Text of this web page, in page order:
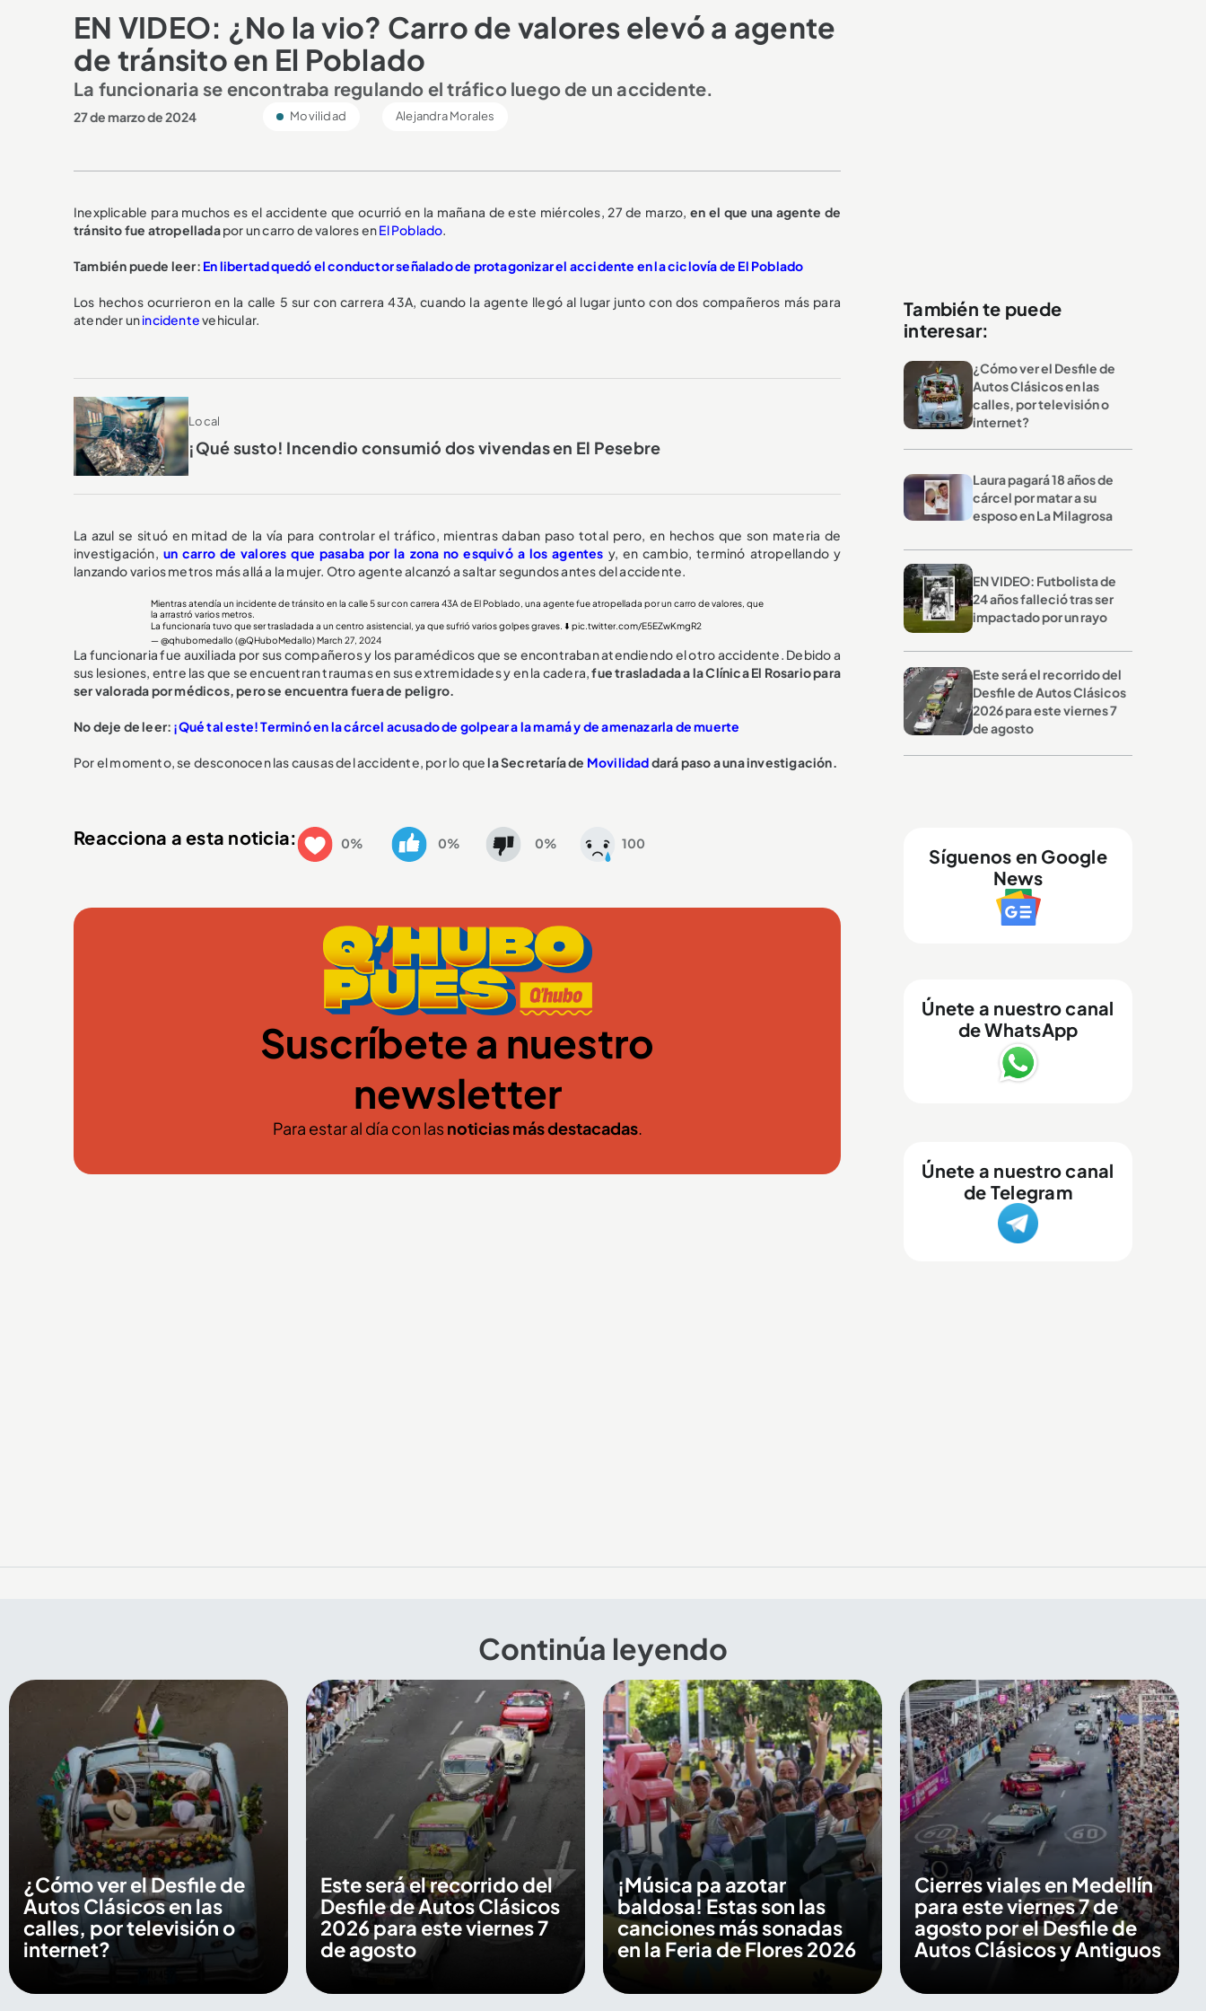
EN VIDEO: ¿No la vio? Carro de valores elevó a agente
de tránsito en El Poblado
La funcionaria se encontraba regulando el tráfico luego de un accidente.
27 de marzo de 2024 Movilidad Alejandra Morales
Inexplicable para muchos es el accidente que ocurrió en la mañana de este miércoles, 27 de marzo, en el que una agente de
tránsito fue atropelladapor un carro de valores enEl Poblado.
También puede leer: En libertad quedó el conductor señalado de protagonizar el accidente en la ciclovía de El Poblado
Los hechos ocurrieron en la calle 5 sur con carrera 43A, cuando la agente llegó al lugar junto con dos compañeros más para
atender unincidentevehicular.
Local
¡Qué susto! Incendio consumió dos vivendas en El Pesebre
La azul se situó en mitad de la vía para controlar el tráfico, mientras daban paso total pero, en hechos que son materia de
investigación, un carro de valores que pasaba por la zona no esquivó a los agentes y, en cambio, terminó atropellando y
lanzando varios metros más allá a la mujer. Otro agente alcanzó a saltar segundos antes del accidente.
Mientras atendía un incidente de tránsito en la calle 5 sur con carrera 43A de El Poblado, una agente fue atropellada por un carro de valores, que
la arrastró varios metros.
La funcionaría tuvo que ser trasladada a un centro asistencial, ya que sufrió varios golpes graves. ⬇️ pic.twitter.com/E5EZwKmgR2
— @qhubomedallo (@QHuboMedallo) March 27, 2024
La funcionaria fue auxiliada por sus compañeros y los paramédicos que se encontraban atendiendo el otro accidente. Debido a
sus lesiones, entre las que se encuentran traumas en sus extremidades y en la cadera,fue trasladada a la Clínica El Rosario para
ser valorada por médicos, pero se encuentra fuera de peligro.
No deje de leer: ¡Qué tal este! Terminó en la cárcel acusado de golpear a la mamá y de amenazarla de muerte
Por el momento, se desconocen las causas del accidente, por lo quela Secretaría de Movilidaddará paso a una investigación.
Reacciona a esta noticia: 0% 0% 0% 100
Suscríbete a nuestro
newsletter
Para estar al día con lasnoticias más destacadas.
También te puede
interesar:
¿Cómo ver el Desfile de
Autos Clásicos en las
calles, por televisión o
internet?
Laura pagará 18 años de
cárcel por matar a su
esposo en La Milagrosa
EN VIDEO: Futbolista de
24 años falleció tras ser
impactado por un rayo
Este será el recorrido del
Desfile de Autos Clásicos
2026 para este viernes 7
de agosto
Síguenos en Google
News
Únete a nuestro canal
de WhatsApp
Únete a nuestro canal
de Telegram
Continúa leyendo
¿Cómo ver el Desfile de
Autos Clásicos en las
calles, por televisión o
internet?
Este será el recorrido del
Desfile de Autos Clásicos
2026 para este viernes 7
de agosto
¡Música pa azotar
baldosa! Estas son las
canciones más sonadas
en la Feria de Flores 2026
Cierres viales en Medellín
para este viernes 7 de
agosto por el Desfile de
Autos Clásicos y Antiguos